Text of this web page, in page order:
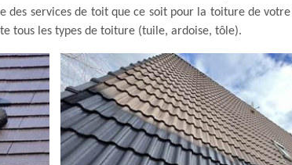
des services de toit que ce soit pour la toiture de
tous les types de toiture (tuile, ardoise, tôle).